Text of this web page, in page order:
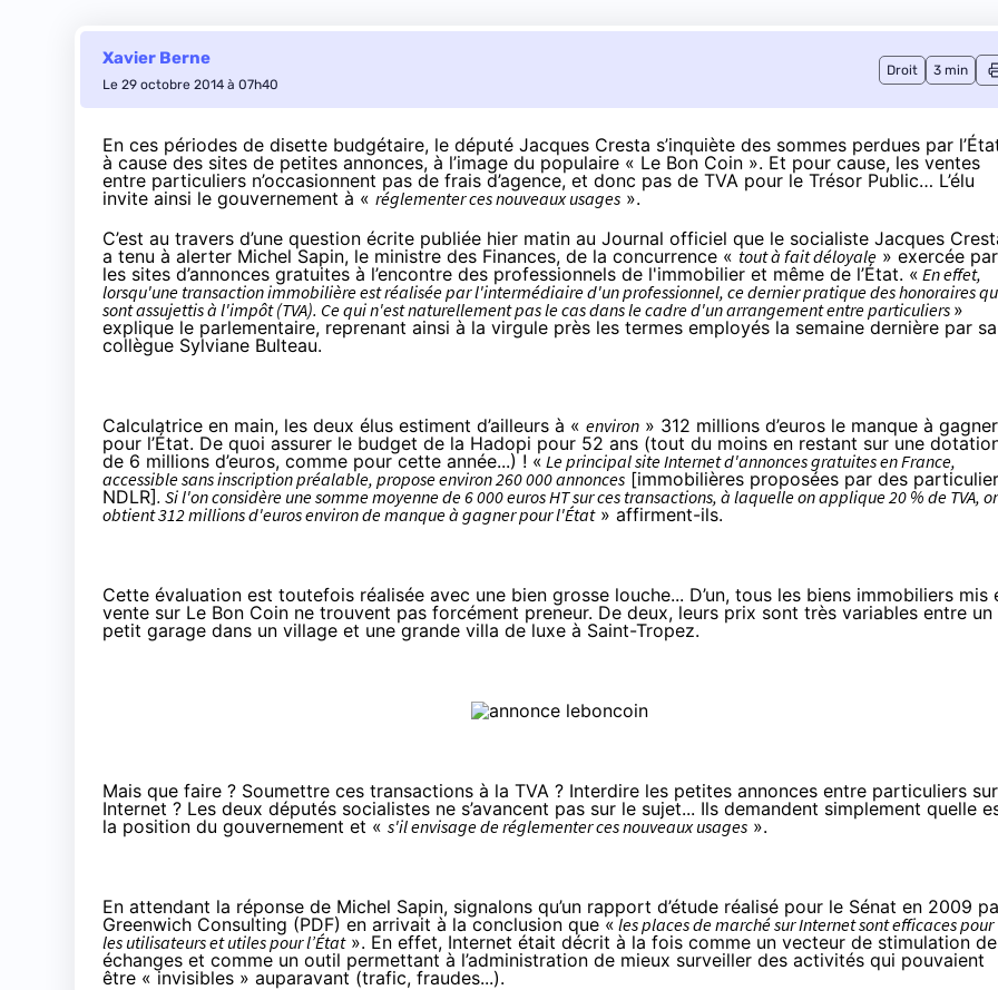
Xavier Berne
Le 29 octobre 2014 à 07h40
Droit 3 min
En ces périodes de disette budgétaire, le député Jacques Cresta s’inquiète des sommes perdues par
à cause des sites de petites annonces, à l’image du populaire « Le Bon Coin ». Et pour cause, les ventes
entre particuliers n’occasionnent pas de frais d’agence, et donc pas de TVA pour le Trésor Public… L’élu
invite ainsi le gouvernement à « réglementerces nouveaux usages ».
C’est au travers d’une question écrite publiée hier matin au Journal officiel que le socialiste Jacques
a tenu à alerter Michel Sapin, le ministre des Finances, de la concurrence « tout à fait déloyale » exercée par
les sites d’annonces gratuites à l’encontre des professionnels de l'immobilier et même de l’État. « En effet,
lorsqu'une transaction immobilière est réalisée par l'intermédiaire d'un professionnel, ce dernier pratique des honoraires
sont assujettis à l'impôt (TVA). Ce qui n'est naturellement pas le cas dans le cadre d'un arrangement entre particuliers »
explique le parlementaire, reprenant ainsi à la virgule près les termes employés la semaine dernière par sa
collègue Sylviane Bulteau.
Calculatrice en main, les deux élus estiment d’ailleurs à « environ » 312 millions d’euros le manque à gagner
pour l’État. De quoi assurer le budget de la Hadopi pour 52 ans (tout du moins en restant sur une
de 6 millions d’euros, comme pour cette année...) ! « Le principal site Internet d'annonces gratuites en France,
accessible sans inscription préalable, propose environ 260 000 annonces [immobilières proposées par des
NDLR]. Si l'on considère une somme moyenne de 6 000 euros HT sur ces transactions, à laquelle on applique 20 % de TVA,
obtient 312 millions d'euros environ de manque à gagner pour l'État» affirment-ils.
Cette évaluation est toutefois réalisée avec une bien grosse louche... D’un, tous les biens immobiliers mis
vente sur Le Bon Coin ne trouvent pas forcément preneur. De deux, leurs prix sont très variables entre un
petit garage dans un village et une grande villa de luxe à Saint-Tropez.
Mais que faire ? Soumettre ces transactions à la TVA ? Interdire les petites annonces entre particuliers sur
Internet ? Les deux députés socialistes ne s’avancent pas sur le sujet... Ils demandent simplement quelle
la position du gouvernement et « s'il envisage de réglementer ces nouveaux usages ».
En attendant la réponse de Michel Sapin, signalons qu’un rapport d’étude réalisé pour le Sénat en 2009
Greenwich Consulting (PDF) en arrivait à la conclusion que «les places de marché sur Internet sont efficaces pour
les utilisateurs et utiles pour l’État». En effet, Internet était décrit à la fois comme un vecteur de stimulation
échanges et comme un outil permettant à l’administration de mieux surveiller des activités qui pouvaient
être « invisibles » auparavant (trafic, fraudes...).